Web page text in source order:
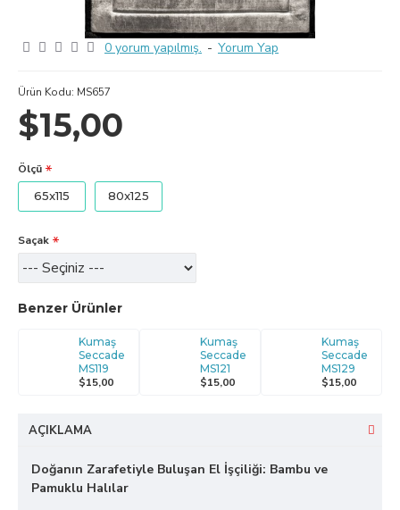
0 yorum yapılmış. - Yorum Yap
$15,00
Ürün Kodu: MS657
Ölçü
65x115
80x125
Saçak
Benzer Ürünler
Kumaş
Seccade
MS119
$15,00
Kumaş
Seccade
MS121
$15,00
Kumaş
Seccade
MS129
$15,00
AÇIKLAMA
Doğanın Zarafetiyle Buluşan El İşçiliği: Bambu ve
Pamuklu Halılar